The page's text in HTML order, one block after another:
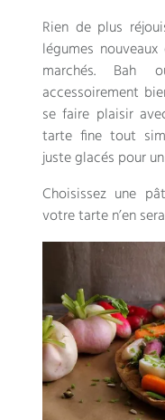
Rien de plus
légumes
marchés. Bah
accessoirement
se faire plaisir
tarte fine tout
juste glacés pour
Choisissez une
votre tarte n’en